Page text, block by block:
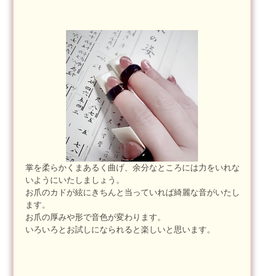
掌を柔らかくまあるく曲げ、余分なところには力をいれな
いようにいたしましょう。
お爪のカドが絃にきちんと当っていれば綺麗な音がいたし
ます。
お爪の厚みや形で音色が変わります。
いろいろとお試しになられると楽しいと思います。